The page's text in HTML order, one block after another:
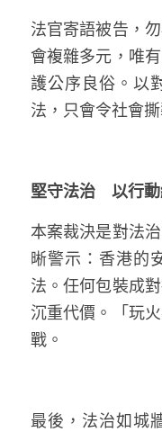
法官寄語被告，
會複雜多元，唯
護公序良俗。以
法，只會令社會
堅守法治　以行
本案裁決是對法
晰警示：香港的
法。任何包裝成
沉重代價。「玩
戰。
最後，法治如城